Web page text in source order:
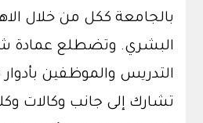
بالجامعة ككل من خلال
البشري. وتضطلع عمادة
التدريس والموظفين
تشارك إلى جانب وكالات